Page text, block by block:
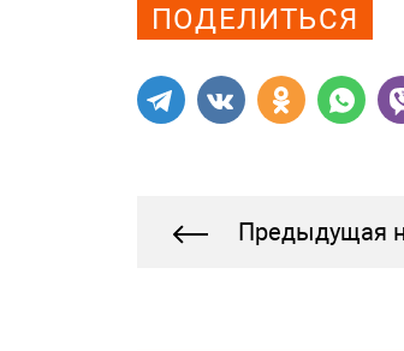
ПОДЕЛИТЬСЯ
Предыдущая